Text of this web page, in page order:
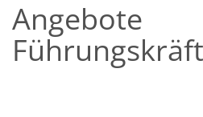
Angebote